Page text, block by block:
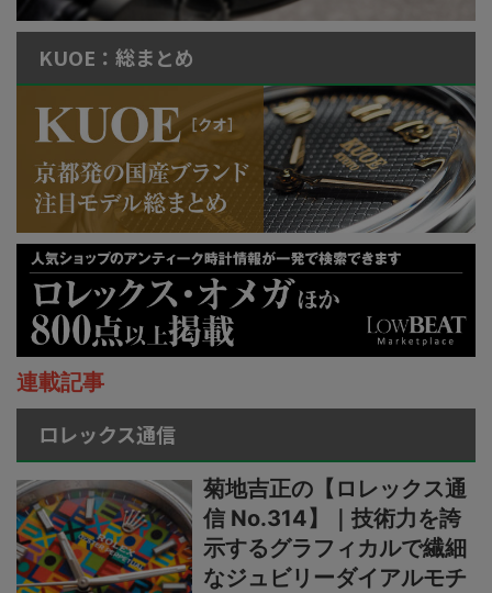
KUOE：総まとめ
連載記事
ロレックス通信
菊地吉正の【ロレックス通
信 No.314】｜技術力を誇
示するグラフィカルで繊細
なジュビリーダイアルモチ